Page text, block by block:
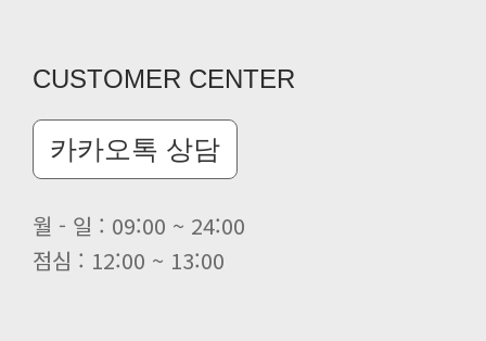
CUSTOMER CENTER
카카오톡 상담
월 - 일 : 09:00 ~ 24:00
점심 : 12:00 ~ 13:00